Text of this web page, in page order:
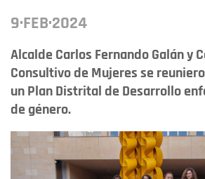
9·FEB·2024
Alcalde Carlos Fernando Galán y
Consultivo de Mujeres se
un Plan Distrital de Desarrollo
de género.